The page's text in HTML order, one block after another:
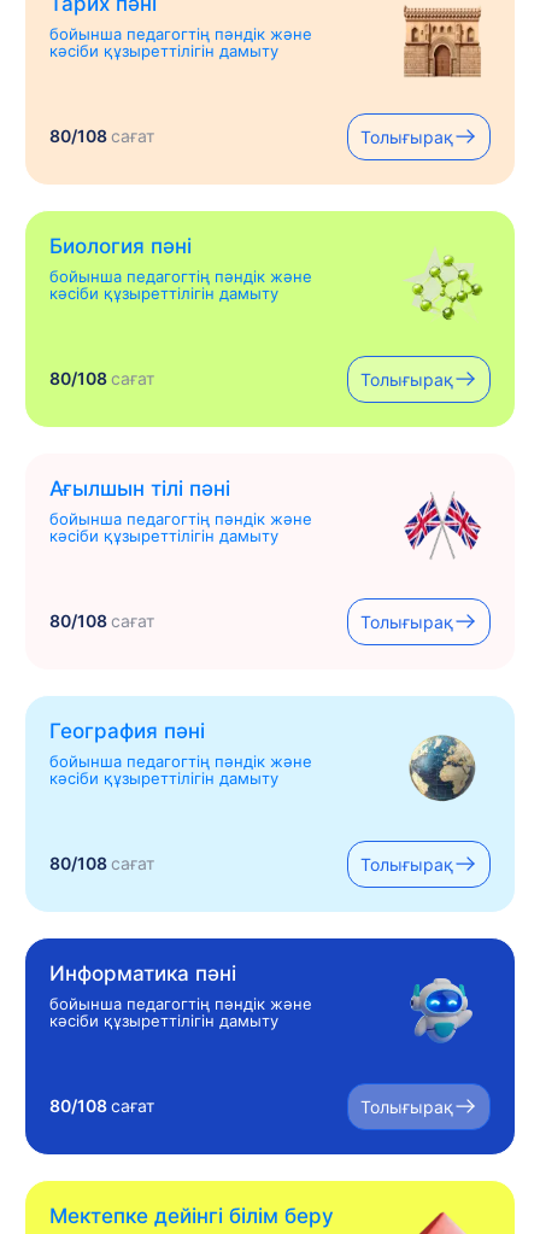
бойынша педагогтің пәндік және
кәсіби құзыреттілігін дамыту
80/108сағат Толығырақ
Биология пәні
бойынша педагогтің пәндік және
кәсіби құзыреттілігін дамыту
80/108сағат Толығырақ
Ағылшын тілі пәні
бойынша педагогтің пәндік және
кәсіби құзыреттілігін дамыту
80/108сағат Толығырақ
География пәні
бойынша педагогтің пәндік және
кәсіби құзыреттілігін дамыту
80/108сағат Толығырақ
Информатика пәні
бойынша педагогтің пәндік және
кәсіби құзыреттілігін дамыту
80/108сағат Толығырақ
Мектепке дейінгі білім беру